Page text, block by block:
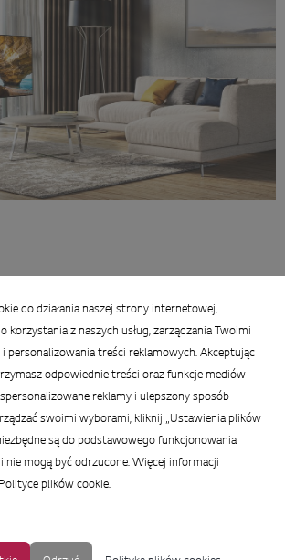
PRYWATNOŚCI | NOTKA PRAWNA
UŁATWIENIA DOSTĘPU
LG Electronics. Wszelkie prawa zastrzeżone.
firmy LG Electronics. Aby przejść do strony
Corp lub stron innych spółek LG, proszę kliknąć
do działania naszej strony internetowej,
korzystania z naszych usług, zarządzania Twoimi
personalizowania treści reklamowych. Akceptując
odpowiednie treści oraz funkcje mediów
reklamy i ulepszony sposób
swoimi wyborami, kliknij „Ustawienia plików
są do podstawowego funkcjonowania
mogą być odrzucone. Więcej informacji
plików cookie.